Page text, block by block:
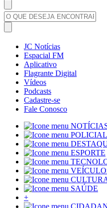
JC Notícias
Espacial FM
Aplicativo
Flagrante Digital
Vídeos
Podcasts
Cadastre-se
Fale Conosco
POLICIAL
ESPORTE
SAÚDE
+